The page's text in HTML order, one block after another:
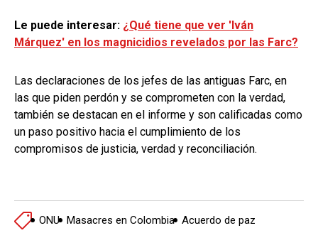
Le puede interesar: ¿Qué tiene que ver 'Iván
Márquez' en los magnicidios revelados por las Farc?
Las declaraciones de los jefes de las antiguas Farc, en
las que piden perdón y se comprometen con la verdad,
también se destacan en el informe y son calificadas como
un paso positivo hacia el cumplimiento de los
compromisos de justicia, verdad y reconciliación.
ONU Masacres en Colombia Acuerdo de paz